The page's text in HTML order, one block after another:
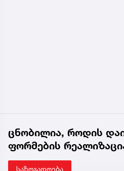
ცნობილია, როდის
ფორმების
საზოგადოება